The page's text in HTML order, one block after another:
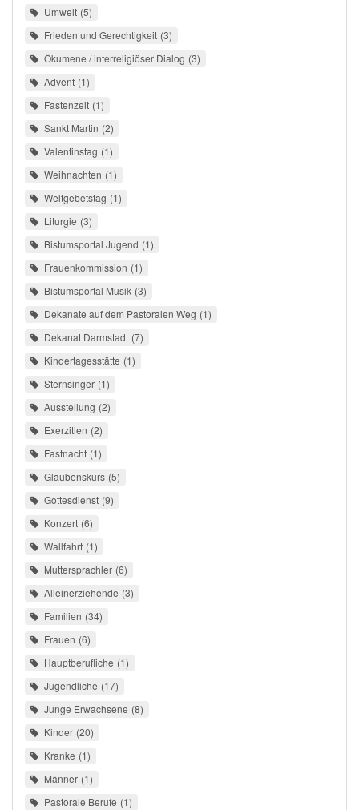
Umwelt 5
Frieden und Gerechtigkeit 3
Ökumene / interreligiöser Dialog 3
Advent 1
Fastenzeit 1
Sankt Martin 2
Valentinstag 1
Weihnachten 1
Weltgebetstag 1
Liturgie 3
Bistumsportal Jugend 1
Frauenkommission 1
Bistumsportal Musik 3
Dekanate auf dem Pastoralen Weg 1
Dekanat Darmstadt 7
Kindertagesstätte 1
Sternsinger 1
Ausstellung 2
Exerzitien 2
Fastnacht 1
Glaubenskurs 5
Gottesdienst 9
Konzert 6
Wallfahrt 1
Muttersprachler 6
Alleinerziehende 3
Familien 34
Frauen 6
Hauptberufliche 1
Jugendliche 17
Junge Erwachsene 8
Kinder 20
Kranke 1
Männer 1
Pastorale Berufe 1